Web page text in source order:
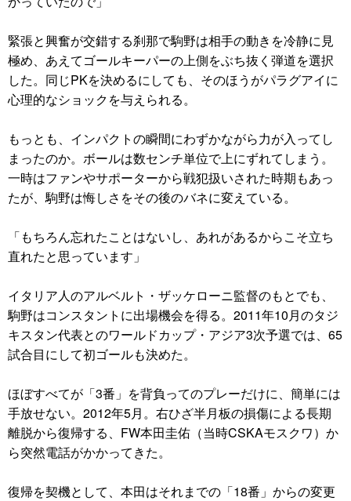
緊張と興奮が交錯する刹那で駒野は相手の動きを冷静に見
極め、あえてゴールキーパーの上側をぶち抜く弾道を選択
した。同じPKを決めるにしても、そのほうがパラグアイに
心理的なショックを与えられる。
もっとも、インパクトの瞬間にわずかながら力が入ってし
まったのか。ボールは数センチ単位で上にずれてしまう。
一時はファンやサポーターから戦犯扱いされた時期もあっ
たが、駒野は悔しさをその後のバネに変えている。
「もちろん忘れたことはないし、あれがあるからこそ立ち
直れたと思っています」
イタリア人のアルベルト・ザッケローニ監督のもとでも、
駒野はコンスタントに出場機会を得る。2011年10月のタジ
キスタン代表とのワールドカップ・アジア3次予選では、65
試合目にして初ゴールも決めた。
ほぼすべてが「3番」を背負ってのプレーだけに、簡単には
手放せない。2012年5月。右ひざ半月板の損傷による長期
離脱から復帰する、FW本田圭佑（当時CSKAモスクワ）か
ら突然電話がかかってきた。
復帰を契機として、本田はそれまでの「18番」からの変更